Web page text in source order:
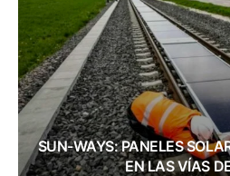
SUN-WAYS: PANELES
EN LAS VÍAS